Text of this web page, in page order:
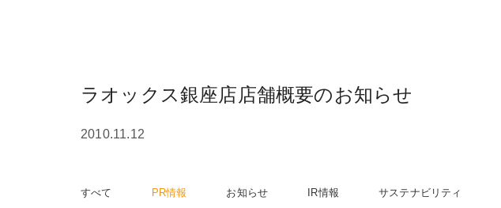
ラオックス銀座店店舗概要のお知らせ
2010.11.12
すべて PR情報 お知らせ IR情報 サステナビリティ